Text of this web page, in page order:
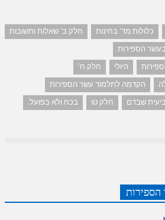
כלולות מד' בחינות
חלק ב' שאלות ותשובות
הספירות
היולי
חלק ח'
הקדמה לתלמוד עשר הספירות
שבדם חלק טו בכח ולא בפועל.